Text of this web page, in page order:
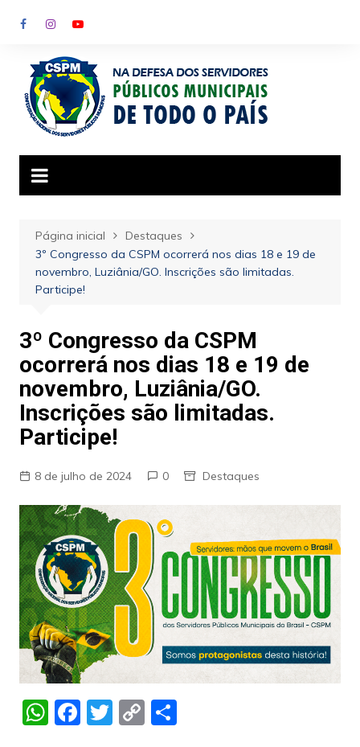
para
conteúdo
Página inicial
Destaques
3º Congresso da CSPM ocorrerá nos dias 18 e 19 de
novembro, Luziânia/GO. Inscrições são limitadas.
Participe!
3º Congresso da CSPM
ocorrerá nos dias 18 e 19 de
novembro, Luziânia/GO.
Inscrições são limitadas.
Participe!
8 de julho de 2024 0 Destaques
W F T C S